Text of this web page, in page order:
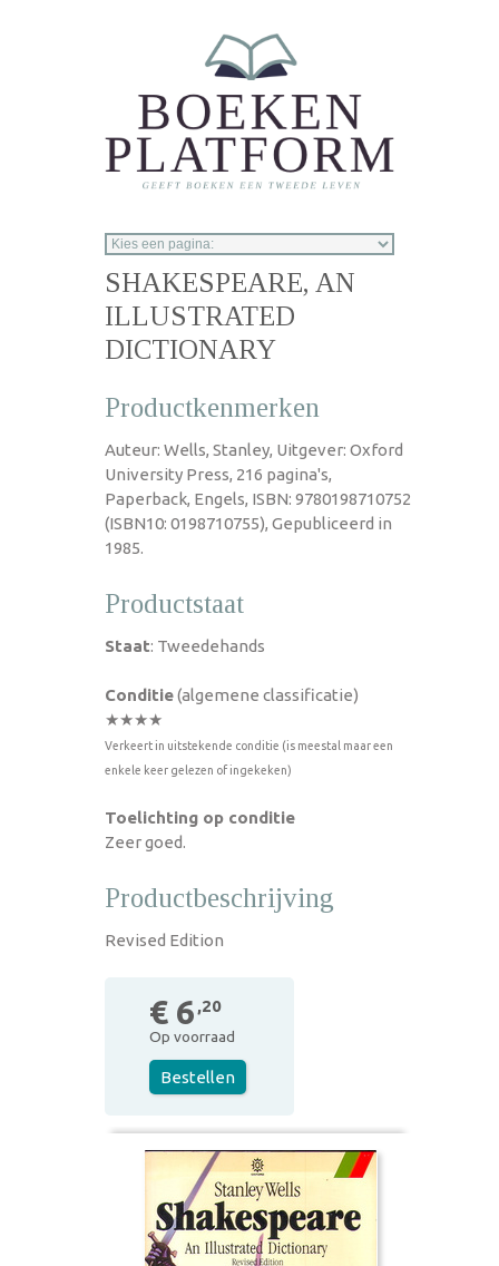
SHAKESPEARE, AN
ILLUSTRATED
DICTIONARY
Productkenmerken
Auteur: Wells, Stanley, Uitgever: Oxford
University Press, 216 pagina's,
Paperback, Engels, ISBN: 9780198710752
(ISBN10: 0198710755), Gepubliceerd in
1985.
Productstaat
Staat: Tweedehands
Conditie(algemene classificatie)
★★★★
Verkeert in uitstekende conditie (is meestal maar een
enkele keer gelezen of ingekeken)
Toelichting op conditie
Zeer goed.
Productbeschrijving
Revised Edition
€ 6 ,20
Op voorraad
Bestellen